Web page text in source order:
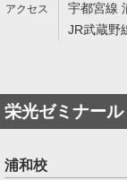
宇都宮線
JR武蔵野
栄光ゼミナール
浦和校